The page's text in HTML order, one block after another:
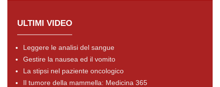
ULTIMI VIDEO
Leggere le analisi del sangue
Gestire la nausea ed il vomito
La stipsi nel paziente oncologico
Il tumore della mammella: Medicina 365